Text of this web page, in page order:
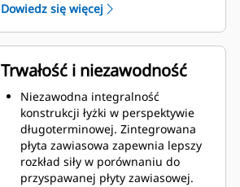
materiału na łyżkę. Zwiększony
prześwit lemiesza zapewnia
zmniejszony opór dolnej części
łyżki, co obniża koszty związane z
konserwacją.
Zużycie paliwa jest najwyższe
podczas kopania. Łyżki Cat
gwarantują szybkie cięcie
materiału w celu zwiększenia
ogólnej wydajności pracy maszyny.
Możesz załadować większą ilość
Dowiedz się więcej
Trwałość i niezawodność
Niezawodna integralność
konstrukcji łyżki w perspektywie
długoterminowej. Zintegrowana
płyta zawiasowa zapewnia lepszy
rozkład siły w porównaniu do
przyspawanej płyty zawiasowej.